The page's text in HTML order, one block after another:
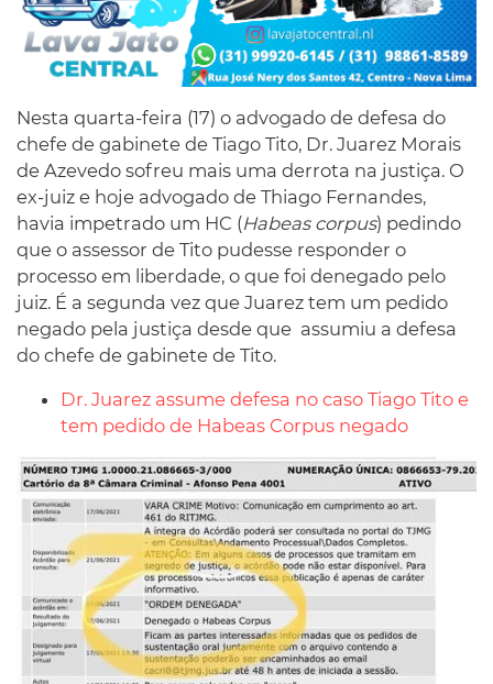
Nesta quarta-feira (17) o advogado de defesa do
chefe de gabinete de Tiago Tito, Dr. Juarez Morais
de Azevedo sofreu mais uma derrota na justiça. O
ex-juiz e hoje advogado de Thiago Fernandes,
havia impetrado um HC (Habeas corpus) pedindo
que o assessor de Tito pudesse responder o
processo em liberdade, o que foi denegado pelo
juiz. É a segunda vez que Juarez tem um pedido
negado pela justiça desde que assumiu a defesa
do chefe de gabinete de Tito.
Dr. Juarez assume defesa no caso Tiago Tito e
tem pedido de Habeas Corpus negado